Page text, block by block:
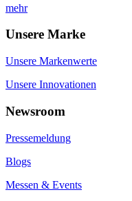
mehr
Unsere Marke
Unsere Markenwerte
Unsere Innovationen
Newsroom
Pressemeldung
Blogs
Messen & Events